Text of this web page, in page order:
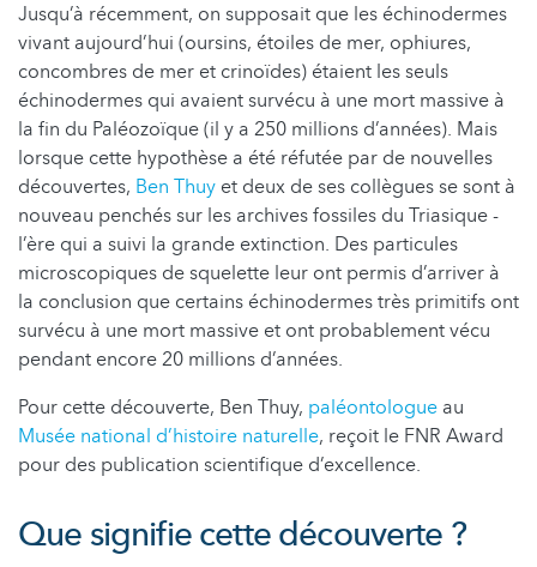
Jusqu’à récemment, on supposait que les échinodermes
vivant aujourd’hui (oursins, étoiles de mer, ophiures,
concombres de mer et crinoïdes) étaient les seuls
échinodermes qui avaient survécu à une mort massive à
la fin du Paléozoïque (il y a 250 millions d’années). Mais
lorsque cette hypothèse a été réfutée par de nouvelles
découvertes, Ben Thuy et deux de ses collègues se sont à
nouveau penchés sur les archives fossiles du Triasique -
l’ère qui a suivi la grande extinction. Des particules
microscopiques de squelette leur ont permis d’arriver à
la conclusion que certains échinodermes très primitifs ont
survécu à une mort massive et ont probablement vécu
pendant encore 20 millions d’années.
Pour cette découverte, Ben Thuy, paléontologue au
Musée national d’histoire naturelle, reçoit le FNR Award
pour des publication scientifique d’excellence.
Que signifie cette découverte ?